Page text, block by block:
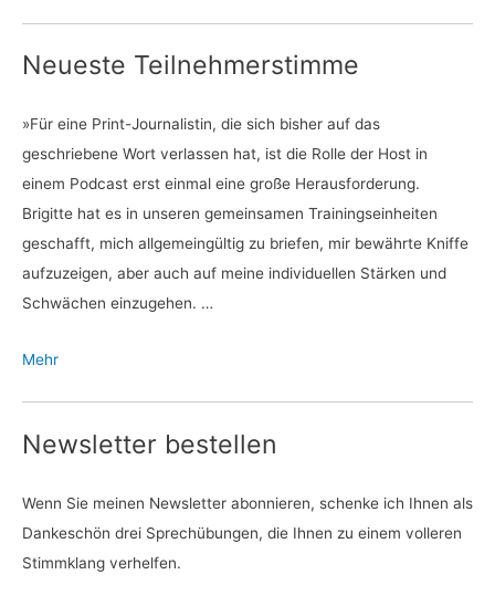
Neueste Teilnehmerstimme
»Für eine Print-Journalistin, die sich bisher auf das
geschriebene Wort verlassen hat, ist die Rolle der Host in
einem Podcast erst einmal eine große Herausforderung.
Brigitte hat es in unseren gemeinsamen Trainingseinheiten
geschafft, mich allgemeingültig zu briefen, mir bewährte Kniffe
aufzuzeigen, aber auch auf meine individuellen Stärken und
Schwächen einzugehen. …
Mehr
Newsletter bestellen
Wenn Sie meinen Newsletter abonnieren, schenke ich Ihnen als
Dankeschön drei Sprechübungen, die Ihnen zu einem volleren
Stimmklang verhelfen.